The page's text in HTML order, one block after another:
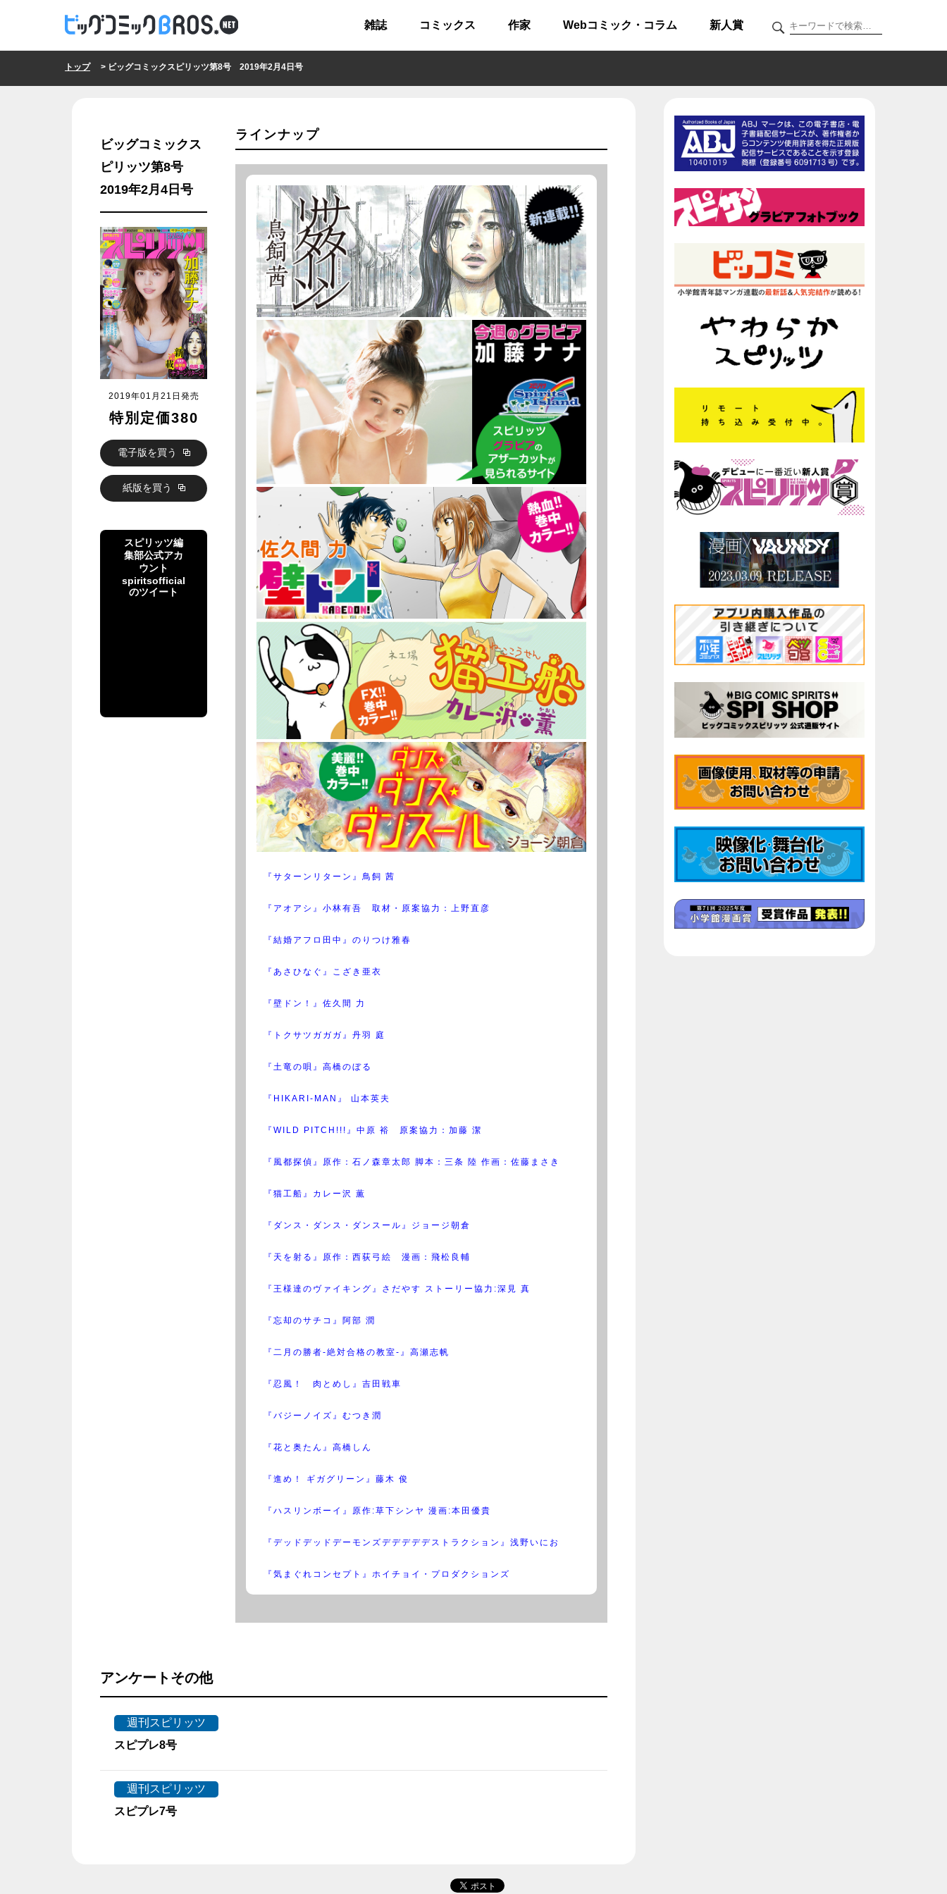
雑誌 コミックス 作家 Webコミック・コラム 新人賞
トップ> ビッグコミックスピリッツ第8号 2019年2月4日号
ビッグコミックス
ピリッツ第8号
2019年2月4日号
2019年01月21日発売
特別定価380
電子版を買う
紙版を買う
スピリッツ編
集部公式アカ
ウント
spiritsofficial
のツイート
ラインナップ
『サターンリターン』鳥飼 茜
『アオアシ』小林有吾 取材・原案協力：上野直彦
『結婚アフロ田中』のりつけ雅春
『あさひなぐ』こざき亜衣
『壁ドン！』佐久間 力
『トクサツガガガ』丹羽 庭
『土竜の唄』高橋のぼる
『HIKARI-MAN』 山本英夫
『WILD PITCH!!!』中原 裕 原案協力：加藤 潔
『風都探偵』原作：石ノ森章太郎 脚本：三条 陸 作画：佐藤まさき
『猫工船』カレー沢 薫
『ダンス・ダンス・ダンスール』ジョージ朝倉
『天を射る』原作：西荻弓絵 漫画：飛松良輔
『王様達のヴァイキング』さだやす ストーリー協力:深見 真
『忘却のサチコ』阿部 潤
『二月の勝者-絶対合格の教室-』高瀬志帆
『忍風！ 肉とめし』吉田戦車
『バジーノイズ』むつき潤
『花と奥たん』高橋しん
『進め！ ギガグリーン』藤木 俊
『ハスリンボーイ』原作:草下シンヤ 漫画:本田優貴
『デッドデッドデーモンズデデデデデストラクション』浅野いにお
『気まぐれコンセプト』ホイチョイ・プロダクションズ
アンケートその他
週刊スピリッツ
スピプレ8号
週刊スピリッツ
スピプレ7号